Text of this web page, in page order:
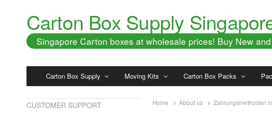
Carton Box Supply
Singapore Carton boxes at wholesale prices! Buy New
Carton Box Supply Moving Kits Carton Box Packs
Home About us Zahlungsmethoden
CUSTOMER SUPPORT